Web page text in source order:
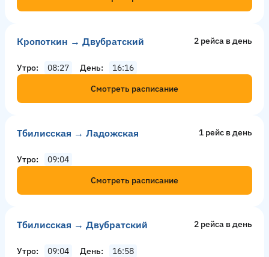
Кропоткин → Двубратский 2 рейсa в день
Утро 08:27 День
16:16
Смотреть расписание
Тбилисская → Ладожская 1 рейс в день
Утро
09:04
Смотреть расписание
Тбилисская → Двубратский 2 рейсa в день
Утро 09:04 День
16:58